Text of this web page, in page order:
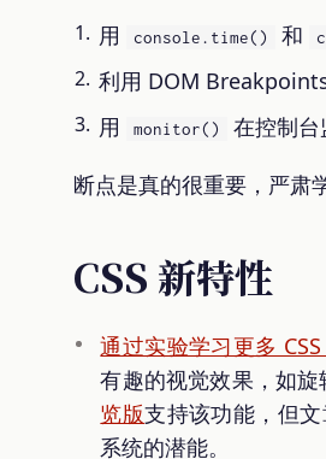
用 console.time() 和
利用 DOM
用
monitor()
在控制
断点是真的很重要，严肃
CSS 新特性
通过实验学习更多
有趣的视觉效果，如
览版支持该功能，但
系统的潜能。